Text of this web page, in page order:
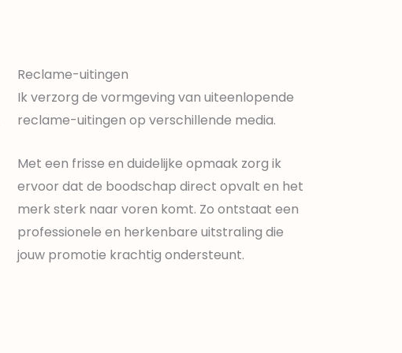
Reclame-uitingen
Ik verzorg de vormgeving van uiteenlopende
reclame-uitingen op verschillende media.
Met een frisse en duidelijke opmaak zorg ik
ervoor dat de boodschap direct opvalt en het
merk sterk naar voren komt. Zo ontstaat een
professionele en herkenbare uitstraling die
jouw promotie krachtig ondersteunt.